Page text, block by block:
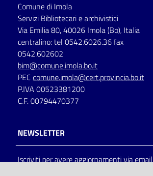
Seguici
su
Comune di Imola
Servizi Bibliotecari e archivistici
Via Emilia 80, 40026 Imola (Bo), Italia
centralino: tel 0542.6026.36 fax
0542.602602
bim@comune.imola.bo.it
PEC comune.imola@cert.provincia.bo.it
P.IVA 00523381200
C.F. 00794470377
NEWSLETTER
Iscriviti per avere aggiornamenti via email